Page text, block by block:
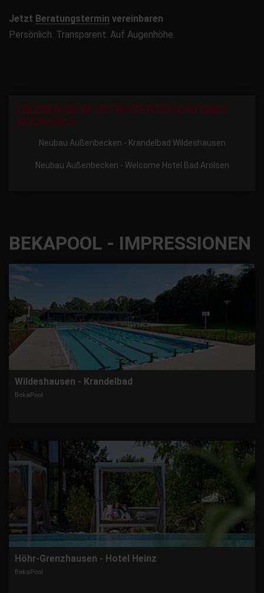
Jetzt Beratungstermin vereinbaren
Persönlich. Transparent. Auf Augenhöhe.
ERLEBEN SIE IM ZEITRAFFER DEN BAU EINES
BEKAPOOLS
Neubau Außenbecken - Krandelbad Wildeshausen
Neubau Außenbecken - Welcome Hotel Bad Arolsen
BEKAPOOL - IMPRESSIONEN
Wildeshausen - Krandelbad
BekaPool
Höhr-Grenzhausen - Hotel Heinz
BekaPool